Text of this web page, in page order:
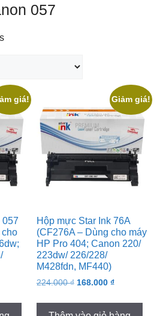
057
giá!
057
cho
Giảm giá!
Hộp mực Star Ink 76A
(CF276A – Dùng cho máy
HP Pro 404; Canon 220/
223dw/ 226/228/
M428fdn, MF440)
224.000₫ Original
168.000 ₫Current